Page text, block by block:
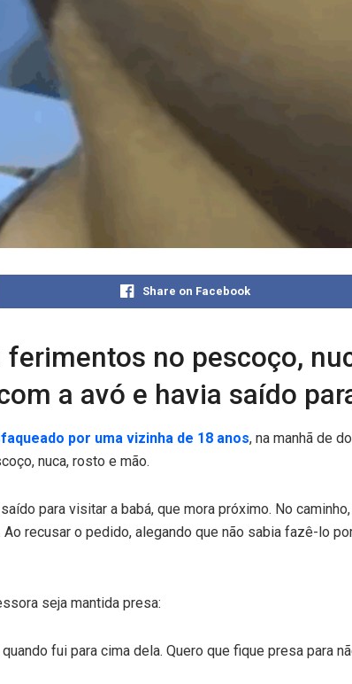
Share on Facebook
no pescoço,
a avó e havia saído
por uma vizinha de 18 anos, na manhã de
nuca, rosto e mão.
para visitar a babá, que mora próximo. No
recusar o pedido, alegando que não sabia fazê-lo
seja mantida presa:
fui para cima dela. Quero que fique presa para